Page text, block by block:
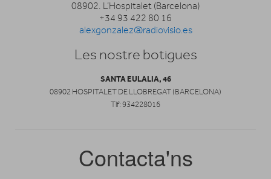
08902. L’Hospitalet (Barcelona)
+34 93 422 80 16
alexgonzalez@radiovisio.es
Les nostre botigues
SANTA EULALIA, 46
08902 HOSPITALET DE LLOBREGAT (BARCELONA)
Tlf: 934228016
Contacta'ns